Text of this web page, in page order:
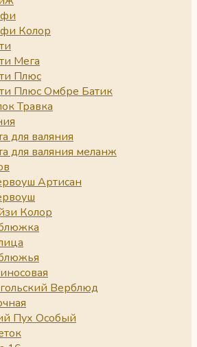
Колор
Мега
Плюс
Плюс Омбре Батик
Травка
для валяния
для валяния меланж
Артисан
Колор
Верблюд
Пух Особый